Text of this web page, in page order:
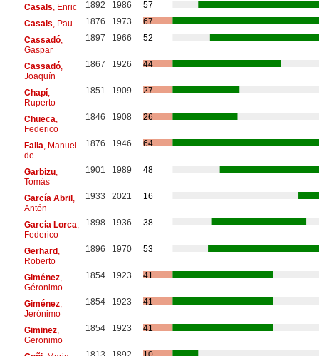
Casals , Enric 1892 1986
57
Casals , Pau 1876 1973
67
Cassadó,
Gaspar
1897 1966 52
Cassadó,
Joaquín
1867 1926 44
Chapí,
Ruperto
1851 1909 27
Chueca
Federico
1846 1908 26
Falla , Manuel
de
1876 1946 64
Garbizu,
Tomás
1901 1989 48
García Abril,
Antón
1933 2021 16
García Lorca
Federico
1898 1936 38
Gerhard,
Roberto
1896 1970 53
Giménez,
Géronimo
1854 1923 41
Giménez,
Jerónimo
1854 1923 41
Giminez,
Geronimo
1854 1923 41